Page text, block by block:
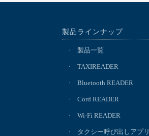
製品ラインナップ
製品一覧
TAXIREADER
Bluetooth READER
Cord READER
Wi-Fi READER
タクシー呼び出しアプリ